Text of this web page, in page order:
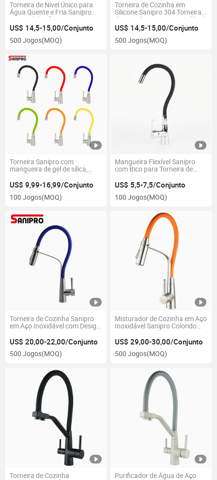
Torneira de Nível Único para
Água Quente e Fria Sanipro
com Gel de Sílica
US$ 14,5-15,00/Conjunto
500 Jogos(MOQ)
Torneira de Cozinha em
Silicone Sanipro 304 Torneira
de Cozinha em Aço Inoxidável
US$ 14,5-15,00/Conjunto
500 Jogos(MOQ)
Torneira Sanipro com
mangueira de gel de sílica,
rotação em qualquer direção,
torneira de cozinha
US$ 9,99-16,99/Conjunto
100 Jogos(MOQ)
Mangueira Flexível Sanipro
com Bico para Torneira de
Cozinha Fria
US$ 5,5-7,5/Conjunto
100 Jogos(MOQ)
Torneira de Cozinha Sanipro
em Aço Inoxidável com Design
Colorido
US$ 20,00-22,00/Conjunto
500 Jogos(MOQ)
Misturador de Cozinha em Aço
Inoxidável Sanipro Colorido
com Bica Retrátil
US$ 29,00-30,00/Conjunto
500 Jogos(MOQ)
Torneira de Cozinha
Purificador de Água de Aço